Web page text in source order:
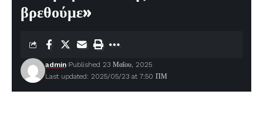
βρεθούμε»
Last updated: 2025/05/23 at 7:50 ΠΜ
admin Published 23 Μαΐου, 2025